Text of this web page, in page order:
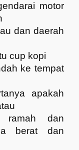
motor
dan daerah
cup kopi
ke tempat
apakah
ramah dan
berat dan